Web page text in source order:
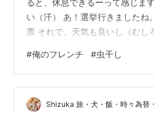
い（汗） あ！選挙行きましたね
票 それで、天気も良いし（むし
が小さい時に着た着物（七五三
り、 ７歳の七五三で着る着物だ
けれど 他は、クリーニングに出
した。 開けるのが怖かった桐箱
#俺のフレンチ #虫干し
Shizuka 旅・犬・飯・時々為替